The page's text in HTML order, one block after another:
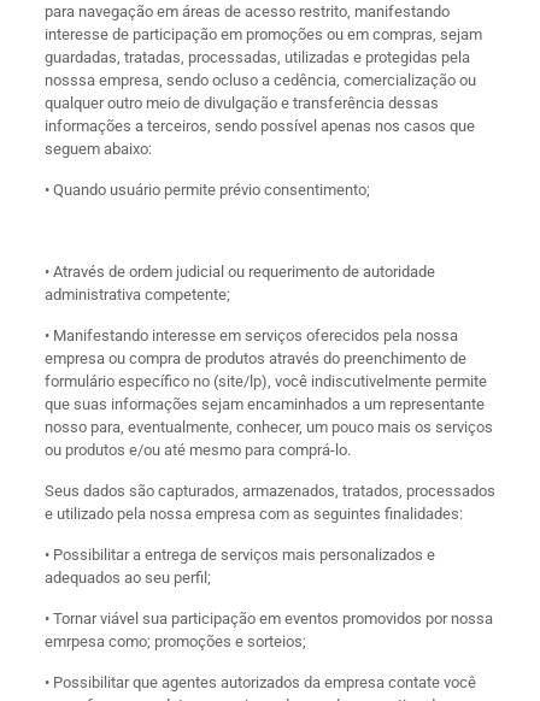
para navegação em áreas de acesso restrito, manifestando
interesse de participação em promoções ou em compras, sejam
guardadas, tratadas, processadas, utilizadas e protegidas pela
nosssa empresa, sendo ocluso a cedência, comercialização ou
qualquer outro meio de divulgação e transferência dessas
informações a terceiros, sendo possível apenas nos casos que
seguem abaixo:
• Quando usuário permite prévio consentimento;
• Através de ordem judicial ou requerimento de autoridade
administrativa competente;
• Manifestando interesse em serviços oferecidos pela nossa
empresa ou compra de produtos através do preenchimento de
formulário específico no (site/lp), você indiscutivelmente permite
que suas informações sejam encaminhados a um representante
nosso para, eventualmente, conhecer, um pouco mais os serviços
ou produtos e/ou até mesmo para comprá-lo.
Seus dados são capturados, armazenados, tratados, processados
e utilizado pela nossa empresa com as seguintes finalidades:
• Possibilitar a entrega de serviços mais personalizados e
adequados ao seu perfil;
• Tornar viável sua participação em eventos promovidos por nossa
emrpesa como; promoções e sorteios;
• Possibilitar que agentes autorizados da empresa contate você